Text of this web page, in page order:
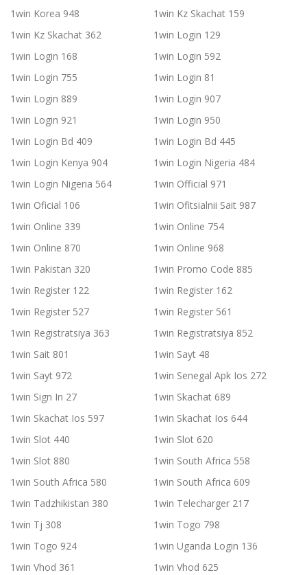
1win Korea 948
1win Kz Skachat 159
1win Kz Skachat 362
1win Login 129
1win Login 168
1win Login 592
1win Login 755
1win Login 81
1win Login 889
1win Login 907
1win Login 921
1win Login 950
1win Login Bd 409
1win Login Bd 445
1win Login Kenya 904
1win Login Nigeria 484
1win Login Nigeria 564
1win Official 971
1win Oficial 106
1win Ofitsialnii Sait 987
1win Online 339
1win Online 754
1win Online 870
1win Online 968
1win Pakistan 320
1win Promo Code 885
1win Register 122
1win Register 162
1win Register 527
1win Register 561
1win Registratsiya 363
1win Registratsiya 852
1win Sait 801
1win Sayt 48
1win Sayt 972
1win Senegal Apk Ios 272
1win Sign In 27
1win Skachat 689
1win Skachat Ios 597
1win Skachat Ios 644
1win Slot 440
1win Slot 620
1win Slot 880
1win South Africa 558
1win South Africa 580
1win South Africa 609
1win Tadzhikistan 380
1win Telecharger 217
1win Tj 308
1win Togo 798
1win Togo 924
1win Uganda Login 136
1win Vhod 361
1win Vhod 625